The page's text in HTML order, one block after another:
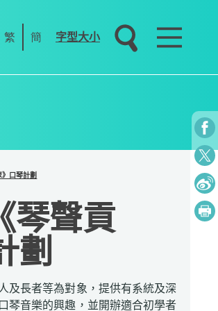
繁 簡 字型大小
口琴計劃
琴聲貢
劃
及長者等為對象，提供有系統及深
琴音樂的興趣，並開辦適合初學者